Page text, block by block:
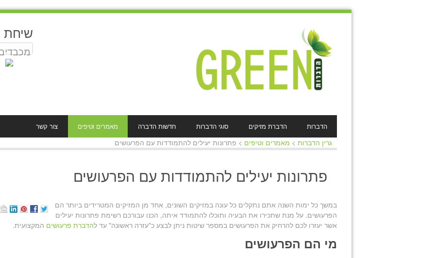
שיחת
הדברות הדברת מזיקים סוגי הדברות חדשות הדברה מאמרים וטיפים צור קשר
גרין הדברות > מאמרים וטיפים > פתרונות יעילים להתמודדות עם הפרעושים
פתרונות יעילים להתמודדות עם הפרעושים
במשך כל ימות השנה אתם נתקלים כל עונה במזיקים השונים, אחד מן המזיקים המטרידים ביותר הם
הפרעושים. על מנת שתכירו את הבעיה ותוכלו להתמודד איתה, הכנו עבורכם רשימת פתרונות יעילים
אשר יעזרו לכם להרחיק את הפרעושים במספר שיטות ניתן לבצע כ"עזרה ראשונה" עד להדברת פרעושים המקצועית.
מי הם הפרעושים